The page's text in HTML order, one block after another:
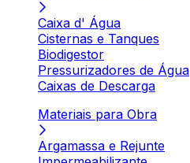
Caixa d' Água
Cisternas e Tanques
Biodigestor
Pressurizadores de Água
Caixas de Descarga
Materiais para Obra
Argamassa e Rejunte